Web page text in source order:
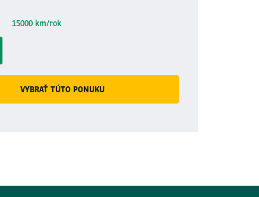
15000 km/rok
VYBRAŤ TÚTO PONUKU